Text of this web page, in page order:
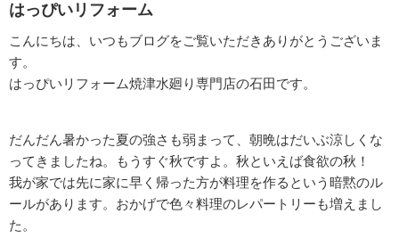
はっぴいリフォーム
こんにちは、いつもブログをご覧いただきありがとうございま
す。
はっぴいリフォーム焼津水廻り専門店の石田です。
だんだん暑かった夏の強さも弱まって、朝晩はだいぶ涼しくな
ってきましたね。もうすぐ秋ですよ。秋といえば食欲の秋！
我が家では先に家に早く帰った方が料理を作るという暗黙のル
ールがあります。おかげで色々料理のレパートリーも増えまし
た。